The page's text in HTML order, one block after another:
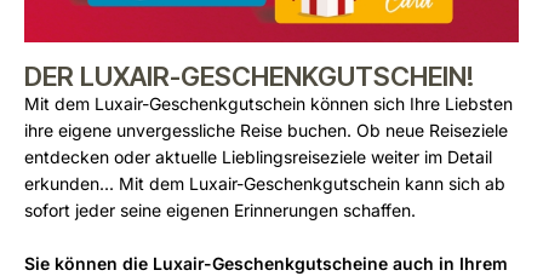
DER LUXAIR-GESCHENKGUTSCHEIN!
Mit dem Luxair-Geschenkgutschein können sich Ihre Liebsten
ihre eigene unvergessliche Reise buchen. Ob neue Reiseziele
entdecken oder aktuelle Lieblingsreiseziele weiter im Detail
erkunden... Mit dem Luxair-Geschenkgutschein kann sich ab
sofort jeder seine eigenen Erinnerungen schaffen.
Sie können die Luxair-Geschenkgutscheine auch in Ihrem